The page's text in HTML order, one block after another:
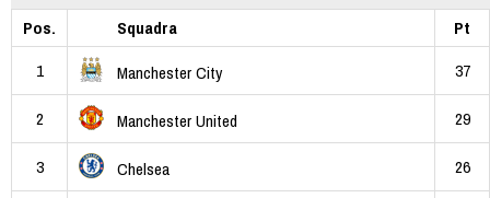
Pos. Squadra
Pt
1
Manchester City 37
2 Manchester United 29
3 Chelsea 26